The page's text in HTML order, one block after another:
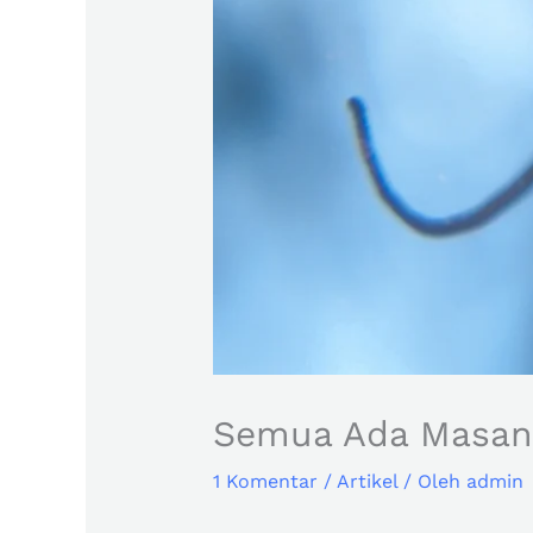
Semua Ada
1 Komentar / Artikel/ Oleh admin